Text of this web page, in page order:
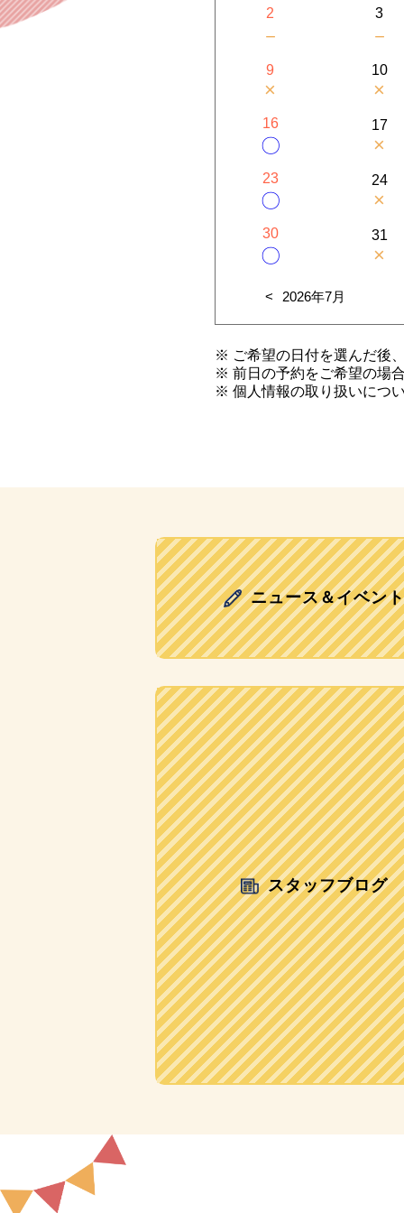
2
－
3
－
9
×
10
×
16
〇
17
×
23
〇
24
×
30
〇
31
×
2026年7月
※ ご希望の日付を選んだ後
※ 前日の予約をご希望の場
※ 個人情報の取り扱いにつ
ニュース＆イベント
スタッフブログ